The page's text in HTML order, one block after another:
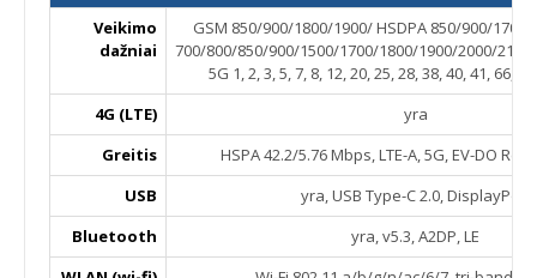
Veikimo
dažniai
GSM 850/900/1800/1900/ HSDPA 850/900/1700/
700/800/850/900/1500/1700/1800/1900/2000/
5G 1, 2, 3, 5, 7, 8, 12, 20, 25, 28, 38, 40, 41, 66,
4G (LTE)
yra
Greitis
HSPA 42.2/5.76 Mbps, LTE-A, 5G, EV-DO
USB
yra, USB Type-C 2.0, DisplayPort
Bluetooth
yra, v5.3, A2DP, LE